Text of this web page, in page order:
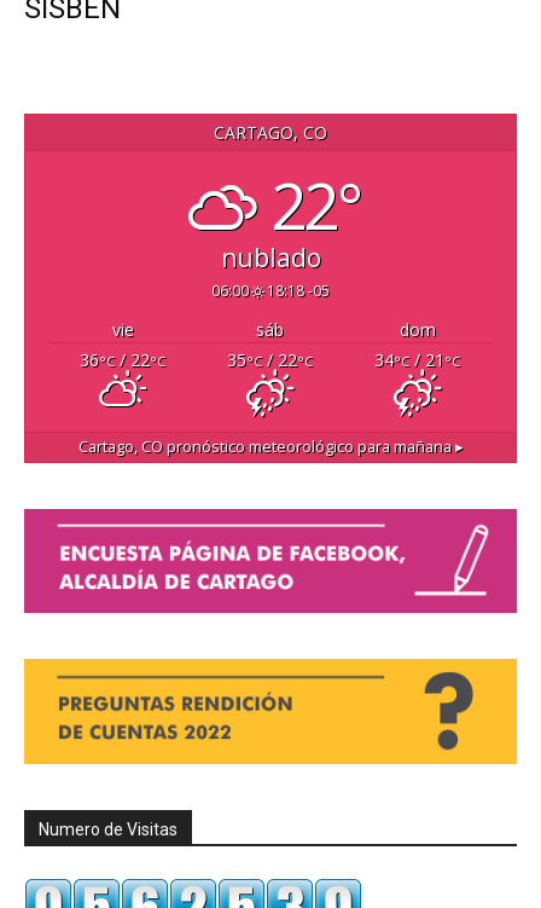
SISBEN
CARTAGO, CO
22°
nublado
06:00 18:18 -05
vie sáb
dom
36°C/ 22°C 35°C/ 22°C 34°C/ 21 °C
Cartago, COpronóstico meteorológico para mañana ▸
Numero de Visitas